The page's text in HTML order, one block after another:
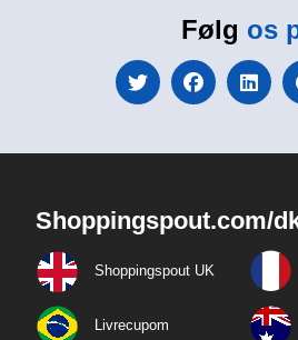
Følg os
Shoppingspout.com/
Shoppingspout UK
Livrecupom